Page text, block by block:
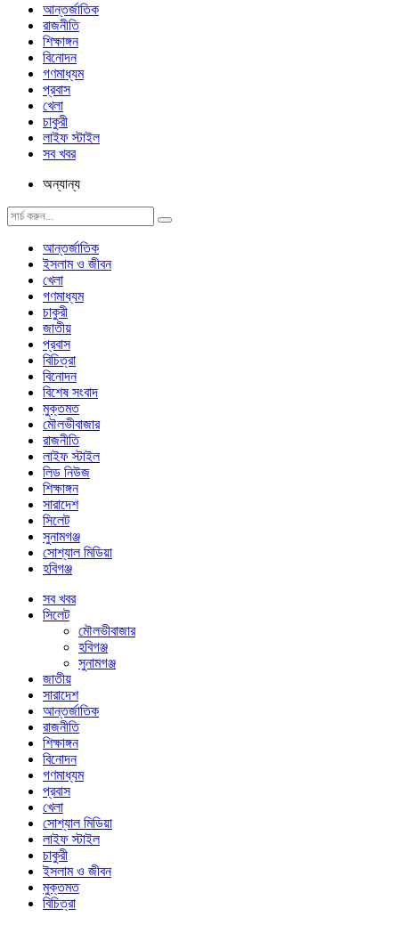
আন্তর্জাতিক
রাজনীতি
শিক্ষাঙ্গন
বিনোদন
গণমাধ্যম
প্রবাস
খেলা
চাকুরী
লাইফ স্টাইল
সব খবর
অন্যান্য
আন্তর্জাতিক
ইসলাম ও জীবন
খেলা
গণমাধ্যম
চাকুরী
জাতীয়
প্রবাস
বিচিত্রা
বিনোদন
বিশেষ সংবাদ
মুক্তমত
মৌলভীবাজার
রাজনীতি
লাইফ স্টাইল
লিড নিউজ
শিক্ষাঙ্গন
সারাদেশ
সিলেট
সুনামগঞ্জ
সোশ্যাল মিডিয়া
হবিগঞ্জ
সব খবর
সিলেট
মৌলভীবাজার
হবিগঞ্জ
সুনামগঞ্জ
জাতীয়
সারাদেশ
আন্তর্জাতিক
রাজনীতি
শিক্ষাঙ্গন
বিনোদন
গণমাধ্যম
প্রবাস
খেলা
সোশ্যাল মিডিয়া
লাইফ স্টাইল
চাকুরী
ইসলাম ও জীবন
মুক্তমত
বিচিত্রা